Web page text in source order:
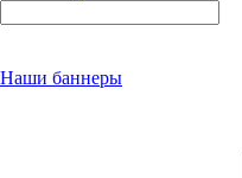
Наши баннеры